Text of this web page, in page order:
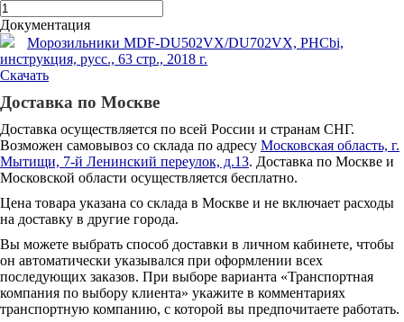
Документация
Морозильники MDF-DU502VX/DU702VX, PHCbi,
инструкция, русс., 63 стр., 2018 г.
Скачать
Доставка по Москве
Доставка осуществляется по всей России и странам СНГ.
Возможен самовывоз со склада по адресу Московская область, г.
Мытищи, 7-й Ленинский переулок, д.13. Доставка по Москве и
Московской области осуществляется бесплатно.
Цена товара указана со склада в Москве и не включает расходы
на доставку в другие города.
Вы можете выбрать способ доставки в личном кабинете, чтобы
он автоматически указывался при оформлении всех
последующих заказов. При выборе варианта «Транспортная
компания по выбору клиента» укажите в комментариях
транспортную компанию, с которой вы предпочитаете работать.